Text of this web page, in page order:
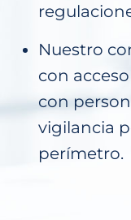
Nuestro
con
con
vigilancia
perímetro.